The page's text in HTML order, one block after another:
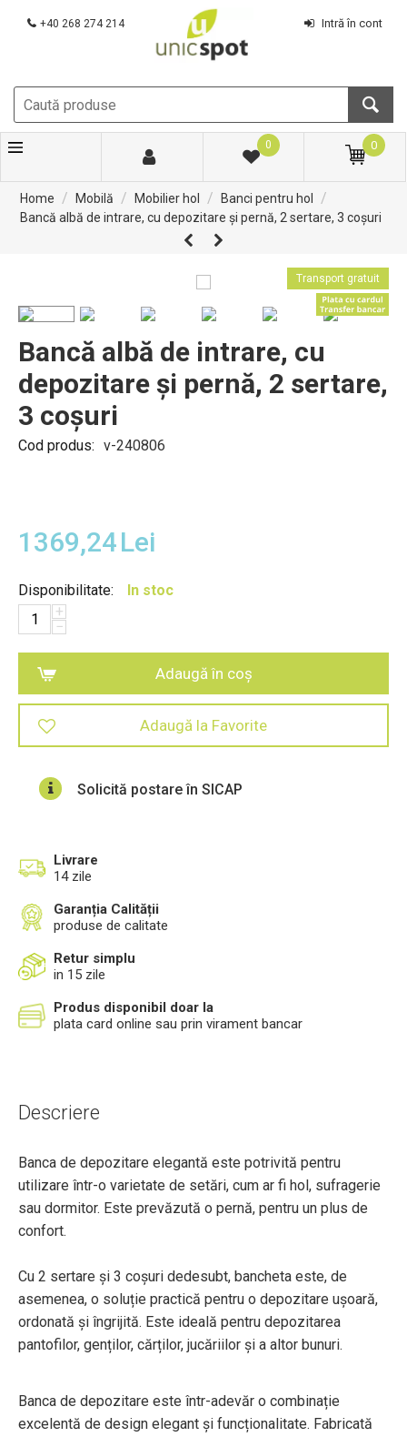
+40 268 274 214 Intră în cont
0 0
Home / Mobilă / Mobilier hol / Banci pentru hol /
Bancă albă de intrare, cu depozitare și pernă, 2 sertare, 3 coșuri
Transport gratuit
Bancă albă de intrare, cu
depozitare și pernă, 2 sertare,
3 coșuri
Cod produs: v-240806
1369,24Lei
Disponibilitate:
In stoc
+
−
Adaugă în coș
Adaugă la Favorite
Solicită postare în SICAP
Livrare
14 zile
Garanția Calității
produse de calitate
Retur simplu
in 15 zile
Produs disponibil doar la
plata card online sau prin virament bancar
Descriere
Banca de depozitare elegantă este potrivită pentru
utilizare într-o varietate de setări, cum ar fi hol, sufragerie
sau dormitor. Este prevăzută o pernă, pentru un plus de
confort.
Cu 2 sertare și 3 coșuri dedesubt, bancheta este, de
asemenea, o soluție practică pentru o depozitare ușoară,
ordonată și îngrijită. Este ideală pentru depozitarea
pantofilor, genților, cărților, jucăriilor și a altor bunuri.
Banca de depozitare este într-adevăr o combinație
excelentă de design elegant și funcționalitate. Fabricată